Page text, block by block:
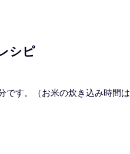
シピ
す。（お米の炊き込み時間は